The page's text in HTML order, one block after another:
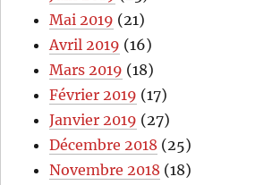
Mai 2019 (21)
Avril 2019 (16)
Mars 2019 (18)
Février 2019 (17)
Janvier 2019 (27)
Décembre 2018 (25)
Novembre 2018 (18)